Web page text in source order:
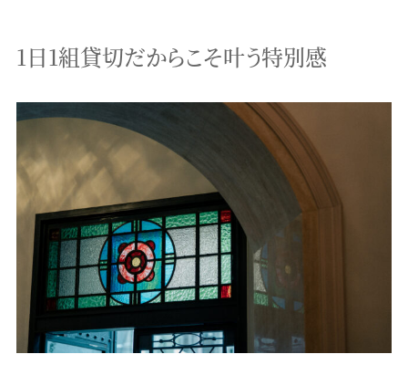
1日1組貸切だからこそ叶う特別感